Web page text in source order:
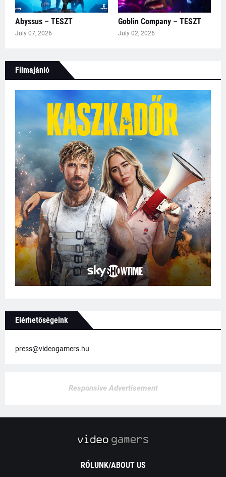
Abyssus – TESZT
July 07, 2026
Goblin Company – TESZT
July 02, 2026
Filmajánló
Elérhetőségeink
press@videogamers.hu
Responsive Advertisement
RÓLUNK/ABOUT US